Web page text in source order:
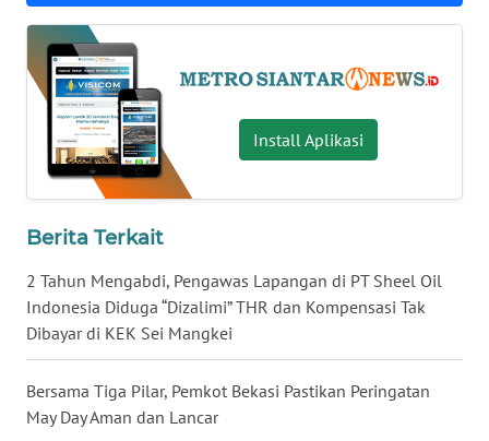
Install Aplikasi
Berita Terkait
2 Tahun Mengabdi, Pengawas Lapangan di PT Sheel Oil
Indonesia Diduga “Dizalimi” THR dan Kompensasi Tak
Dibayar di KEK Sei Mangkei
Bersama Tiga Pilar, Pemkot Bekasi Pastikan Peringatan
May Day Aman dan Lancar
WN
DAIRI
WN
DANAU
TOBA
NIAS
WN
LANGKAT
WN
TAPANULI
SELATAN